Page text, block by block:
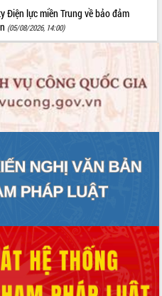
Điện lực miền Trung về bảo đảm
(05/08/2026, 14:00)